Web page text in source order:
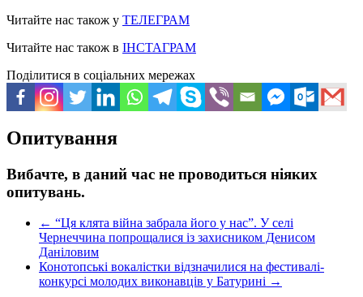
Читайте нас також у ТЕЛЕГРАМ
Читайте нас також в ІНСТАГРАМ
Поділитися в соціальних мережах
Опитування
Вибачте, в даний час не проводиться ніяких
опитувань.
← “Ця клята війна забрала його у нас”. У селі
Чернеччина попрощалися із захисником Денисом
Даніловим
Конотопські вокалістки відзначилися на фестивалі-
конкурсі молодих виконавців у Батурині →